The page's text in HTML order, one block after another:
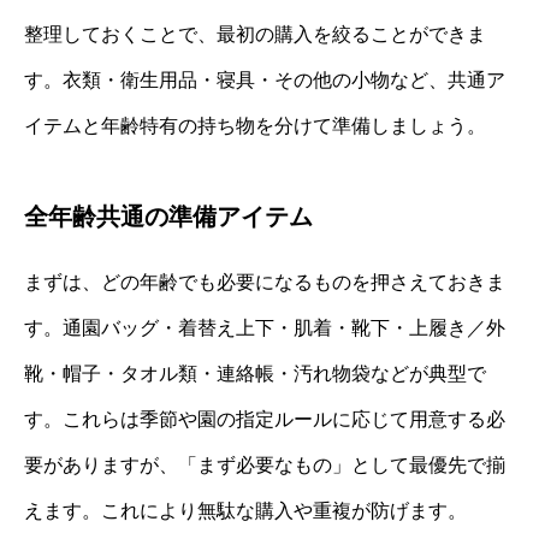
整理しておくことで、最初の購入を絞ることができま
す。衣類・衛生用品・寝具・その他の小物など、共通ア
イテムと年齢特有の持ち物を分けて準備しましょう。
全年齢共通の準備アイテム
まずは、どの年齢でも必要になるものを押さえておきま
す。通園バッグ・着替え上下・肌着・靴下・上履き／外
靴・帽子・タオル類・連絡帳・汚れ物袋などが典型で
す。これらは季節や園の指定ルールに応じて用意する必
要がありますが、「まず必要なもの」として最優先で揃
えます。これにより無駄な購入や重複が防げます。